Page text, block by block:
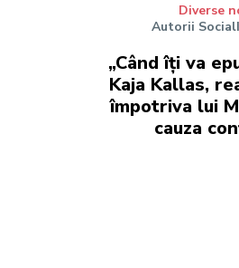
Diverse
Autorii
„Când îți va
Kaja Kallas,
împotriva lui
cauza